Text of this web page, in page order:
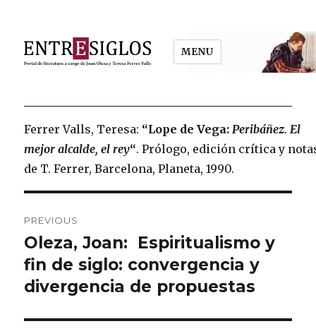
MENU
Ferrer Valls, Teresa: “Lope de Vega: Peribáñez. El
mejor alcalde, el rey“. Prólogo, edición crítica y
de T. Ferrer, Barcelona, Planeta, 1990.
navigation
PREVIOUS
Previous
post:
Oleza, Joan: Espiritualismo y
fin de siglo: convergencia y
divergencia de propuestas